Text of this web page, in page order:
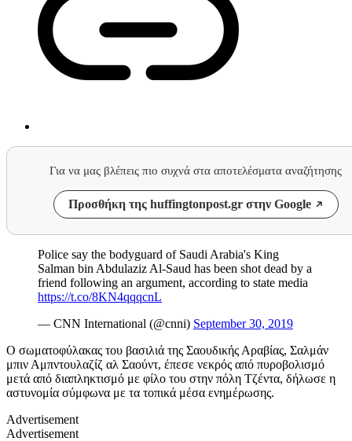
Για να μας βλέπεις πιο συχνά στα αποτελέσματα αναζήτησης
Προσθήκη της huffingtonpost.gr στην Google
Police say the bodyguard of Saudi Arabia's King
Salman bin Abdulaziz Al-Saud has been shot dead by a
friend following an argument, according to state media
https://t.co/8KN4qqqcnL
— CNN International (@cnni) September 30, 2019
O σωματοφύλακας του βασιλιά της Σαουδικής Αραβίας, Σαλμάν
μπιν Αμπντουλαζίζ αλ Σαούντ, έπεσε νεκρός από πυροβολισμό
μετά από διαπληκτισμό με φίλο του στην πόλη Τζέντα, δήλωσε η
αστυνομία σύμφωνα με τα τοπικά μέσα ενημέρωσης.
Advertisement
Advertisement